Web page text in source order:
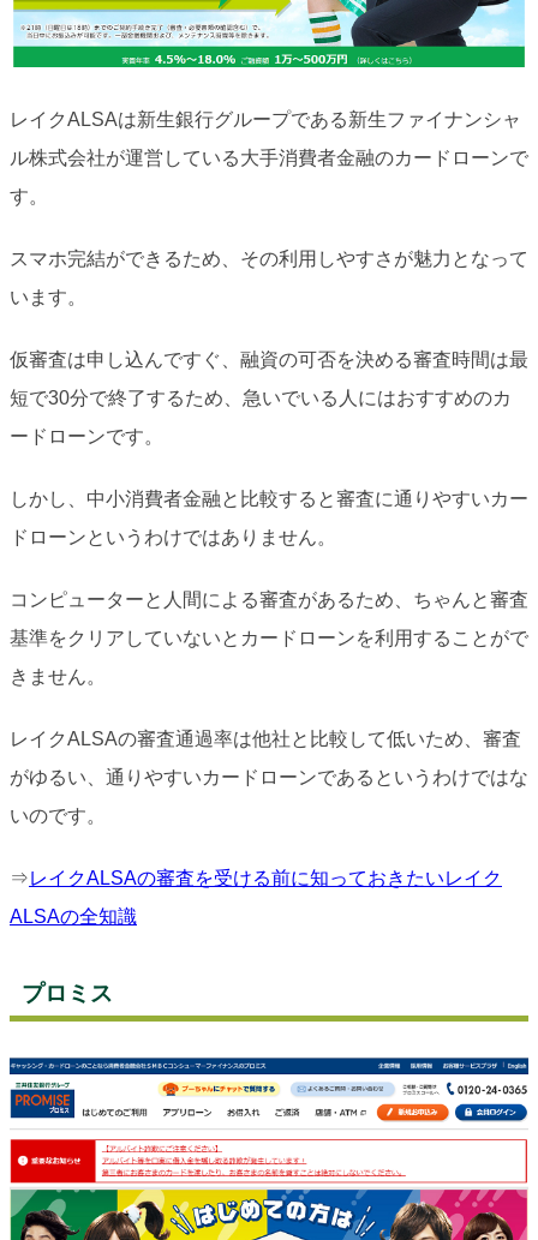
レイクALSAは新生銀行グループである新生ファイナンシャ
ル株式会社が運営している大手消費者金融のカードローンで
す。
スマホ完結ができるため、その利用しやすさが魅力となって
います。
仮審査は申し込んですぐ、融資の可否を決める審査時間は最
短で30分で終了するため、急いでいる人にはおすすめのカ
ードローンです。
しかし、中小消費者金融と比較すると審査に通りやすいカー
ドローンというわけではありません。
コンピューターと人間による審査があるため、ちゃんと審査
基準をクリアしていないとカードローンを利用することがで
きません。
レイクALSAの審査通過率は他社と比較して低いため、審査
がゆるい、通りやすいカードローンであるというわけではな
いのです。
⇒レイクALSAの審査を受ける前に知っておきたいレイク
ALSAの全知識
プロミス